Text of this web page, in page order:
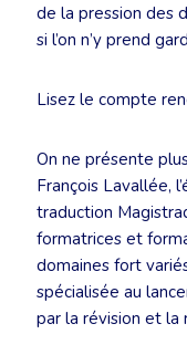
de la pression des
si l’on n’y prend
Lisez le compte
On ne présente
François Lavallée,
traduction
formatrices et
domaines fort
spécialisée au
par la révision et la